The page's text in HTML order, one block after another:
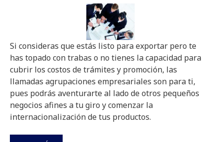
Si consideras que estás listo para exportar pero te
has topado con trabas o no tienes la capacidad para
cubrir los costos de trámites y promoción, las
llamadas agrupaciones empresariales son para ti,
pues podrás aventurarte al lado de otros pequeños
negocios afines a tu giro y comenzar la
internacionalización de tus productos.